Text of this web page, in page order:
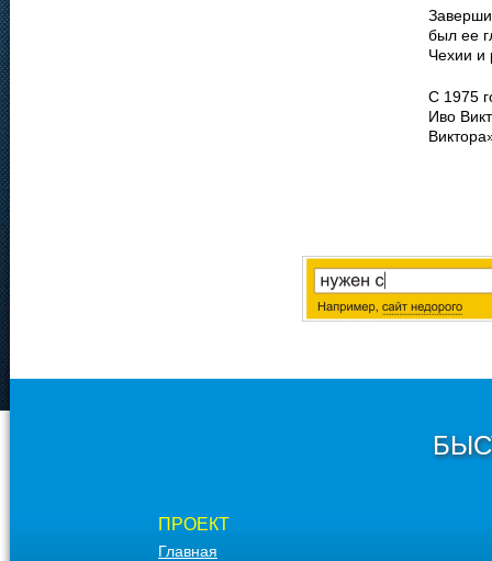
был ее
Чехии и
С 1975
Иво
ПРОЕКТ
Главная